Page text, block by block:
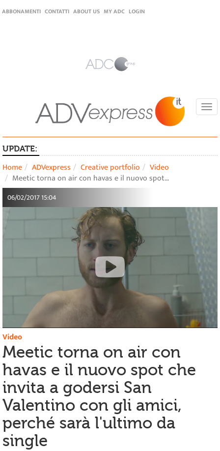
ABBONAMENTI CONTATTI ABOUT US MY ADC LOGIN
UPDATE:
Home ADVexpress Creative portfolio
Video
Meetic torna on air con havas e il nuovo spot…
06/02/2017 15:04
Video
Meetic torna on air con
havas e il nuovo spot che
invita a godersi San
Valentino con gli amici,
perché sarà l'ultimo da
single